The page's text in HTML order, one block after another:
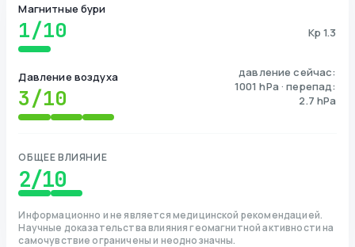
Магнитные бури
1/10 Kp 1.3
Давление воздуха
3/10
давление сейчас:
1001 hPa · перепад:
2.7 hPa
ОБЩЕЕ ВЛИЯНИЕ
2/10
Информационно и не является медицинской рекомендацией.
Научные доказательства влияния геомагнитной активности на
самочувствие ограничены и неоднозначны.